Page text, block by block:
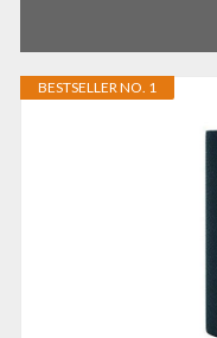
BESTSELLER NO. 1